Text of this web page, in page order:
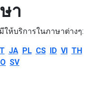
า
ให้บริการในภาษาต่างๆ:
JA PL CS ID VI TH
SV